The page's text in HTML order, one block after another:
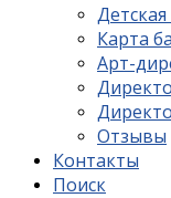
Карта
Арт-
Отзывы
Контакты
Поиск